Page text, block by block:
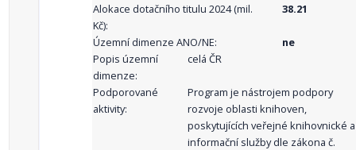
Alokace dotačního titulu 2024 (mil.
Kč):
38.21
Územní dimenze ANO/NE:
ne
Popis územní
dimenze:
celá ČR
Podporované
aktivity:
Program je nástrojem podpory
rozvoje oblasti knihoven,
poskytujících veřejné knihovnické a
informační služby dle zákona č.